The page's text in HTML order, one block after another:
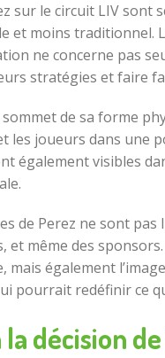
sur le circuit LIV
et moins traditionnel.
ne concerne pas
stratégies et faire
de sa forme
les joueurs dans une
également visibles
de Perez ne sont
et même des
mais également
pourrait redéfinir ce
la décision